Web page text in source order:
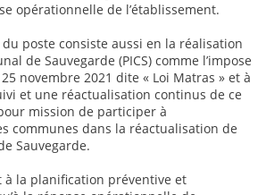
opérationnelle de l’établissement.
poste consiste aussi en la réalisation
de Sauvegarde (PICS) comme l’impose
novembre 2021 dite « Loi Matras » et à
et une réactualisation continus de ce
mission de participer à
communes dans la réactualisation de
Sauvegarde.
à la planification préventive et